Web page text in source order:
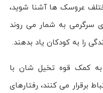
عروسک ها آشنا شوید،
سرگرمی به شمار می روند
را به کودکان یاد بدهند.
به کمک قوه تخیل شان با
برقرار می کنند، رفتارهای